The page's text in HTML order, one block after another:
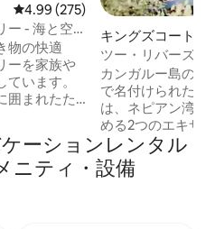
レビュー275件、5つ星中4.99つ
4.99 (275)
ー - 海と空
物の快適
ーを家族や
います。
囲まれたた
景色が見渡
したり、薪
したりでき
ありま
キングズコートの
ツー・リバーズ -
カンガルー島の自
で名付けられた
は、ネピアン湾の
める2つのエキサ
うちの1つです。 モダンでエレガントなス
タイルになってお
リネンを備えてお
ーションレンタル
ニティ・設備